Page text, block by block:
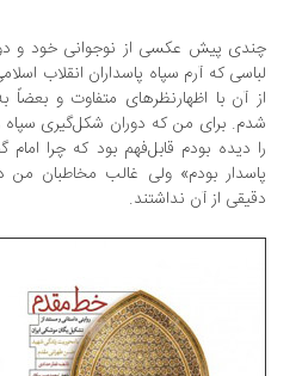
پیش عكسی از نوجوانی خود و دوران
كه آرم سپاه پاسداران انقلاب اسلامی
آن با اظهارنظرهای متفاوت و بعضاً به‌شدت
برای من كه دوران شکل‌گیری سپاه و
دیده بودم قابل‌فهم بود كه چرا امام
بودم» ولی غالب مخاطبان من در
از آن نداشتند.